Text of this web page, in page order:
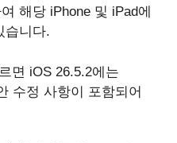
해당 iPhone 및 iPad에
습니다.
면 iOS 26.5.2에는
수정 사항이 포함되어